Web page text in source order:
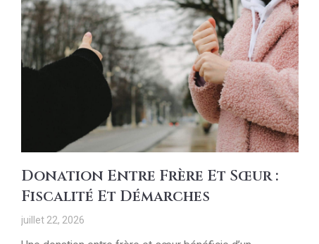
Donation Entre Frère Et Sœur :
Fiscalité Et Démarches
juillet 22, 2026